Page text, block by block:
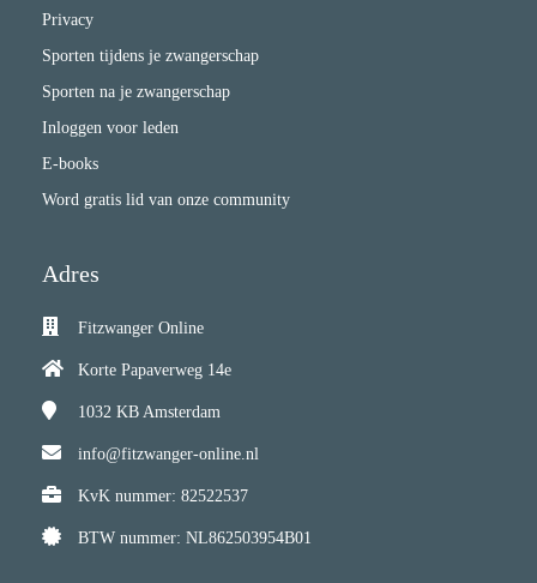
Privacy
Sporten tijdens je zwangerschap
Sporten na je zwangerschap
Inloggen voor leden
E-books
Word gratis lid van onze community
Adres
Fitzwanger Online
Korte Papaverweg 14e
1032 KB Amsterdam
info@fitzwanger-online.nl
KvK nummer: 82522537
BTW nummer: NL862503954B01